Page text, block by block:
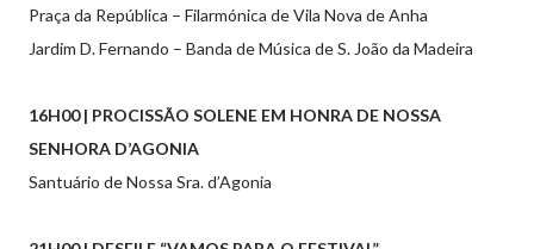
Praça da República – Filarmónica de Vila Nova de Anha
Jardim D. Fernando – Banda de Música de S. João da Madeira
16H00 | PROCISSÃO SOLENE EM HONRA DE NOSSA
SENHORA D’AGONIA
Santuário de Nossa Sra. d’Agonia